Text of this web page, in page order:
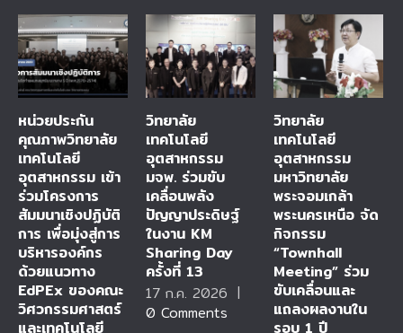
หน่วยประกัน
คุณภาพวิทยาลัย
เทคโนโลยี
อุตสาหกรรม เข้า
ร่วมโครงการ
สัมมนาเชิงปฏิบัติ
การ เพื่อมุ่งสู่การ
บริหารองค์กร
ด้วยแนวทาง
EdPEx ของคณะ
วิศวกรรมศาสตร์
และเทคโนโลยี
วิทยาลัย
เทคโนโลยี
อุตสาหกรรม
มจพ. ร่วมขับ
เคลื่อนพลัง
ปัญญาประดิษฐ์
ในงาน KM
Sharing Day
ครั้งที่ 13
17 ก.ค. 2026 |
0 Comments
วิทยาลัย
เทคโนโลยี
อุตสาหกรรม
มหาวิทยาลัย
พระจอมเกล้า
พระนครเหนือ จัด
กิจกรรม
“Townhall
Meeting” ร่วม
ขับเคลื่อนและ
แถลงผลงานใน
รอบ 1 ปี